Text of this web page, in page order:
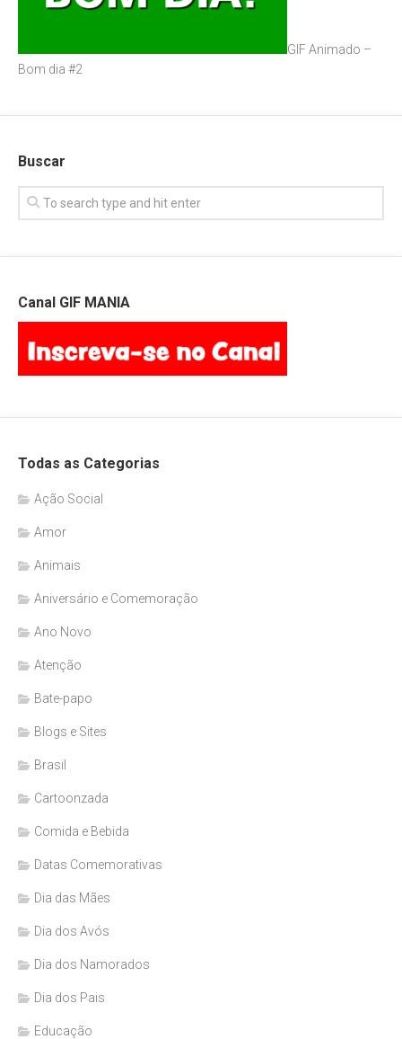
GIF Animado –
Bom dia #2
Buscar
Canal GIF MANIA
Todas as Categorias
Ação Social
Amor
Animais
Aniversário e Comemoração
Ano Novo
Atenção
Bate-papo
Blogs e Sites
Brasil
Cartoonzada
Comida e Bebida
Datas Comemorativas
Dia das Mães
Dia dos Avós
Dia dos Namorados
Dia dos Pais
Educação